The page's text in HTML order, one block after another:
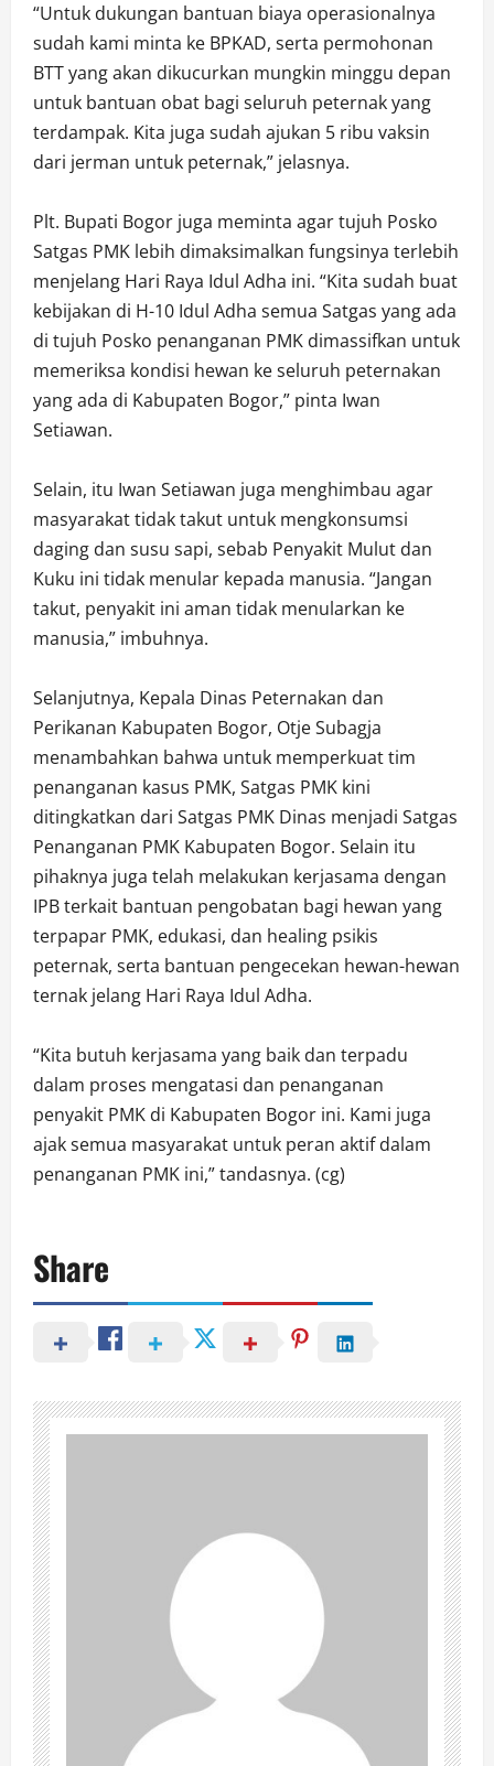
“Untuk dukungan bantuan biaya operasionalnya
sudah kami minta ke BPKAD, serta permohonan
BTT yang akan dikucurkan mungkin minggu depan
untuk bantuan obat bagi seluruh peternak yang
terdampak. Kita juga sudah ajukan 5 ribu vaksin
dari jerman untuk peternak,” jelasnya.
Plt. Bupati Bogor juga meminta agar tujuh Posko
Satgas PMK lebih dimaksimalkan fungsinya terlebih
menjelang Hari Raya Idul Adha ini. “Kita sudah buat
kebijakan di H-10 Idul Adha semua Satgas yang ada
di tujuh Posko penanganan PMK dimassifkan untuk
memeriksa kondisi hewan ke seluruh peternakan
yang ada di Kabupaten Bogor,” pinta Iwan
Setiawan.
Selain, itu Iwan Setiawan juga menghimbau agar
masyarakat tidak takut untuk mengkonsumsi
daging dan susu sapi, sebab Penyakit Mulut dan
Kuku ini tidak menular kepada manusia. “Jangan
takut, penyakit ini aman tidak menularkan ke
manusia,” imbuhnya.
Selanjutnya, Kepala Dinas Peternakan dan
Perikanan Kabupaten Bogor, Otje Subagja
menambahkan bahwa untuk memperkuat tim
penanganan kasus PMK, Satgas PMK kini
ditingkatkan dari Satgas PMK Dinas menjadi Satgas
Penanganan PMK Kabupaten Bogor. Selain itu
pihaknya juga telah melakukan kerjasama dengan
IPB terkait bantuan pengobatan bagi hewan yang
terpapar PMK, edukasi, dan healing psikis
peternak, serta bantuan pengecekan hewan-hewan
ternak jelang Hari Raya Idul Adha.
“Kita butuh kerjasama yang baik dan terpadu
dalam proses mengatasi dan penanganan
penyakit PMK di Kabupaten Bogor ini. Kami juga
ajak semua masyarakat untuk peran aktif dalam
penanganan PMK ini,” tandasnya. (cg)
Share